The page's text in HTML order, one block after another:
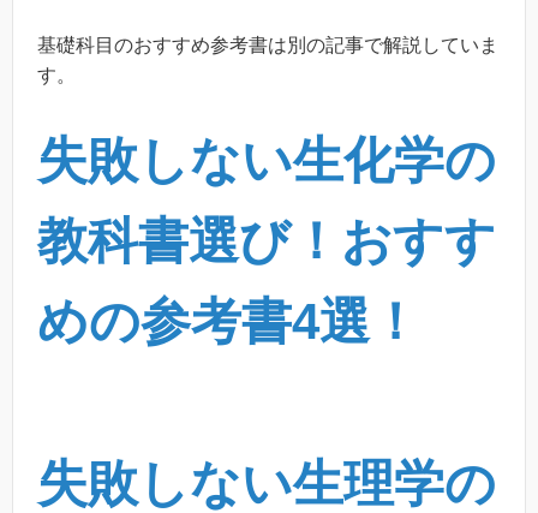
基礎科目のおすすめ参考書は別の記事で解説していま
す。
失敗しない生化学の
教科書選び！おすす
めの参考書4選！
失敗しない生理学の